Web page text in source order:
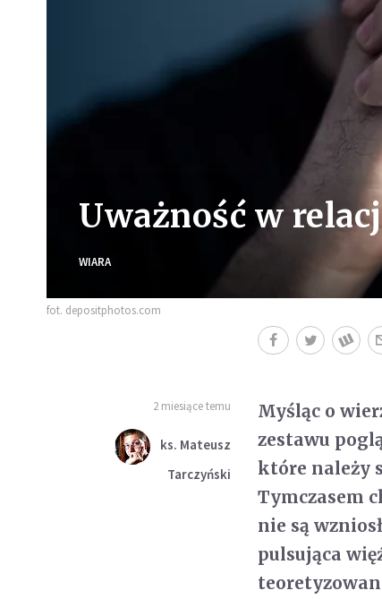
Uważność w
WIARA
fot. depositphotos.com
2 miesiące temu
ks. Mateusz
Tarczyński
Myśląc o
zestawu
które należy
Tymczasem
nie są
pulsująca